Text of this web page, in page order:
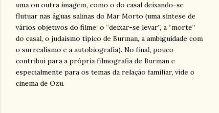
uma ou outra imagem, como o do casal deixando-se
flutuar nas águas salinas do Mar Morto (uma síntese de
vários objetivos do filme: o “deixar-se levar”, a “morte”
do casal, o judaismo típico de Burman, a ambiguidade com
o surrealismo e a autobiografia). No final, pouco
contribui para a própria filmografia de Burman e
especialmente para os temas da relação familiar, vide o
cinema de Ozu.